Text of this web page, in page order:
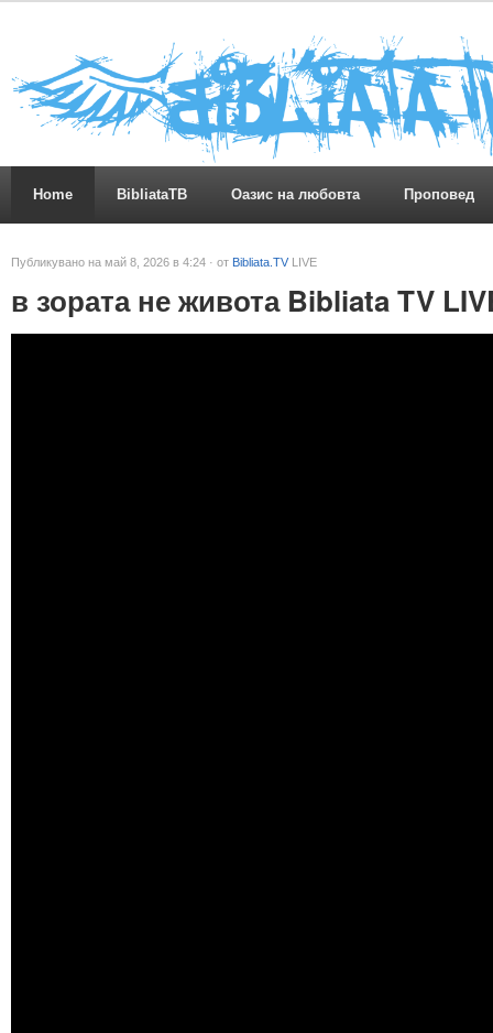
Home BibliataTB Оазис на любовта Проповед
Публикувано на май 8, 2026 в 4:24 · от Bibliata.TV LIVE
в зората не живота Bibliata TV